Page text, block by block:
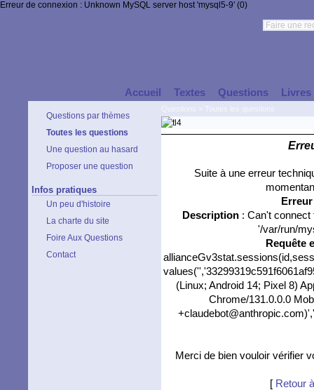
Erreur de connexion : Unknown MySQL server host 'mysql5-9' (0)
Accueil Textes Questions Livres
Questions par thèmes
Toutes les questions
Une question au hasard
Proposer une question
Infos pratiques
Un peu d'histoire
La charte du site
Foire Aux Questions
Contact
Suite à une erreur
Description: Can't connect
'/var/run/
Requête
(Linux; Android 14; Pixel 8)
Chrome/131.0.0.0
Merci de bien vouloir vérifier
[ Retour